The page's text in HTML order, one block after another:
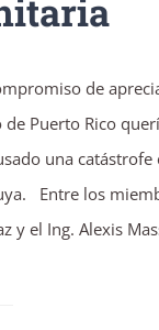
de
Puerto Rico
una catástrofe
Entre los
y el Ing. Alexis